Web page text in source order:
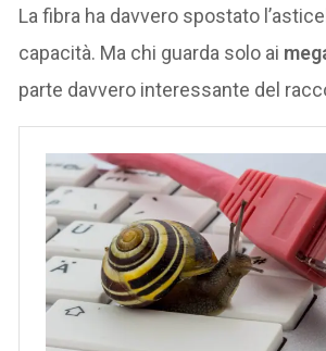
La fibra ha davvero spostato
capacità. Ma chi guarda solo ai
parte davvero interessante del